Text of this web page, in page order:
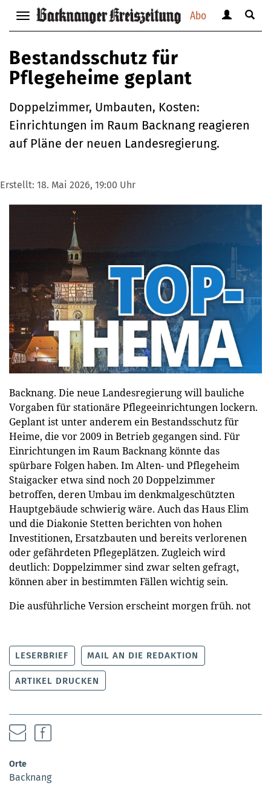
Abo
Navigation
anzeigen
verbergen
anzeigen
Suche
Bestandsschutz für
Pflegeheime geplant
Doppelzimmer, Umbauten, Kosten:
Einrichtungen im Raum Backnang reagieren
auf Pläne der neuen Landesregierung.
Erstellt: 18. Mai 2026, 19:00 Uhr
Backnang. Die neue Landesregierung will bauliche
Vorgaben für stationäre Pflegeeinrichtungen lockern.
Geplant ist unter anderem ein Bestandsschutz für
Heime, die vor 2009 in Betrieb gegangen sind. Für
Einrichtungen im Raum Backnang könnte das
spürbare Folgen haben. Im Alten- und Pflegeheim
Staigacker etwa sind noch 20 Doppelzimmer
betroffen, deren Umbau im denkmalgeschützten
Hauptgebäude schwierig wäre. Auch das Haus Elim
und die Diakonie Stetten berichten von hohen
Investitionen, Ersatzbauten und bereits verlorenen
oder gefährdeten Pflegeplätzen. Zugleich wird
deutlich: Doppelzimmer sind zwar selten gefragt,
können aber in bestimmten Fällen wichtig sein.
Die ausführliche Version erscheint morgen früh. not
LESERBRIEF MAIL AN DIE REDAKTION
ARTIKEL DRUCKEN
Orte
Backnang